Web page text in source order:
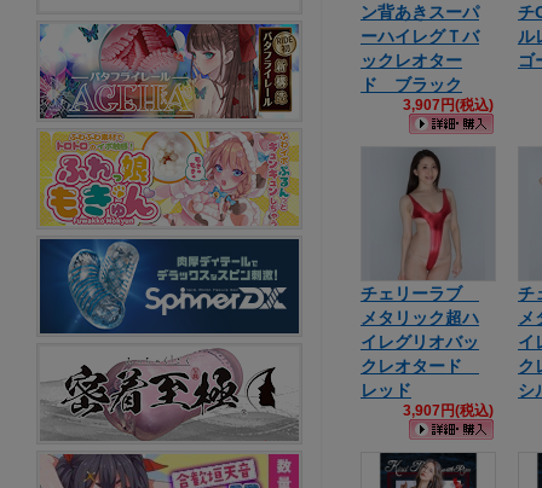
ン背あきスーパ
ーハイレグＴバ
ックレオター
ド ブラック
3,907円(税込)
チ
ル
ゴ
チェリーラブ
メタリック超ハ
イレグリオバッ
クレオタード
レッド
3,907円(税込)
チ
メ
イ
ク
シ